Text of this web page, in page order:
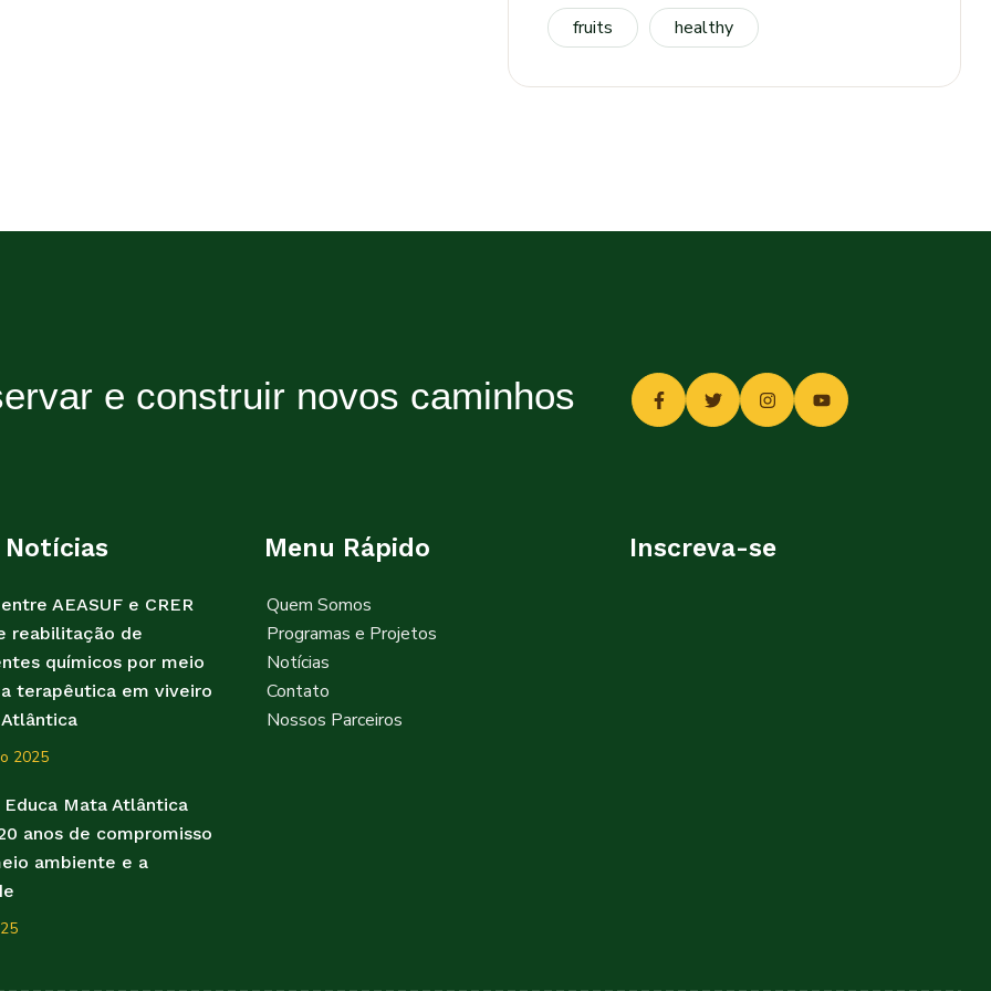
fruits healthy
e construir novos caminhos
AEASUF e CRER
reabilitação de
químicos por meio
terapêutica em viveiro
2025
Mata Atlântica
anos de compromisso
ambiente e a
Menu Rápido
Quem Somos
Programas e Projetos
Notícias
Contato
Nossos Parceiros
Inscreva-se